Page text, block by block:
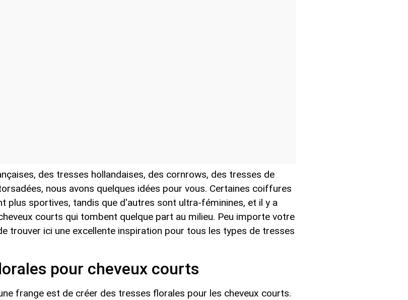
des tresses hollandaises, des cornrows, des tresses de
nous avons quelques idées pour vous. Certaines coiffures
plus sportives, tandis que d'autres sont ultra-féminines, et il y a
courts qui tombent quelque part au milieu. Peu importe votre
trouver ici une excellente inspiration pour tous les types de tresses
pour cheveux courts
frange est de créer des tresses florales pour les cheveux courts.